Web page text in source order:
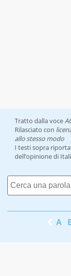
Tratto dalla voce
Rilasciato con
allo stesso modo
I testi sopra
dell’opinione di
A